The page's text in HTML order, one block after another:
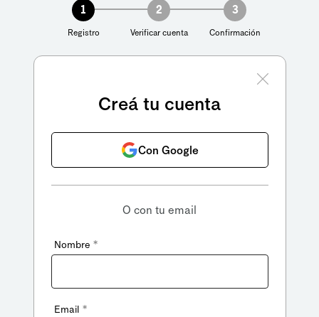
1
Registro
2
Verificar cuenta
3
Confirmación
Creá tu cuenta
Con Google
O con tu email
Nombre *
Email *